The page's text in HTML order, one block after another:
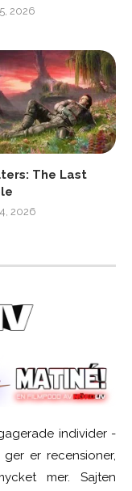
2026
The Last
2026
individer -
er recensioner,
mer. Sajten